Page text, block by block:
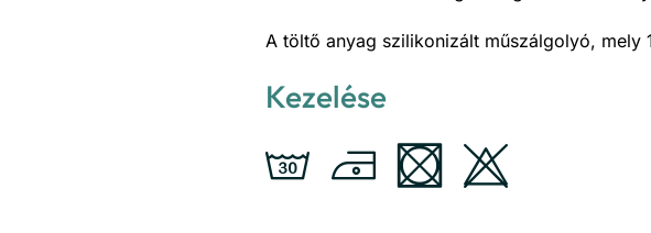
A töltő anyag szilikonizált műszálgolyó, mely
Kezelése